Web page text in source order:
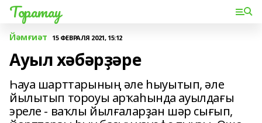
Торатау
Йәмғиәт 15 ФЕВРАЛЯ 2021, 15:12
Ауыл хәбәрҙәре
Һауа шарттарының әле һыуытып, әле
йылытып тороуы арҡаһында ауылдағы
эреле - ваҡлы йылғаларҙан шәр сығып,